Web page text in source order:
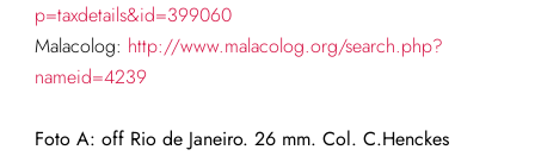
p=taxdetails&id=399060
Malacolog: http://www.malacolog.org/search.php?
nameid=4239
Foto A: off Rio de Janeiro. 26 mm. Col. C.Henckes